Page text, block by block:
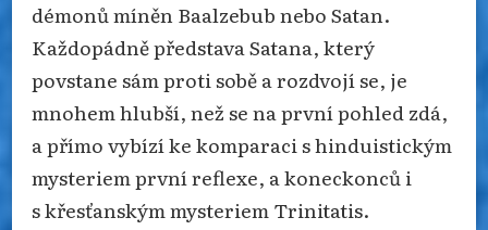
démonů míněn Baalzebub nebo Satan.
Každopádně představa Satana, který
povstane sám proti sobě a rozdvojí se, je
mnohem hlubší, než se na první pohled zdá,
a přímo vybízí ke komparaci s hinduistickým
mysteriem první reflexe, a koneckonců i
s křesťanským mysteriem Trinitatis.